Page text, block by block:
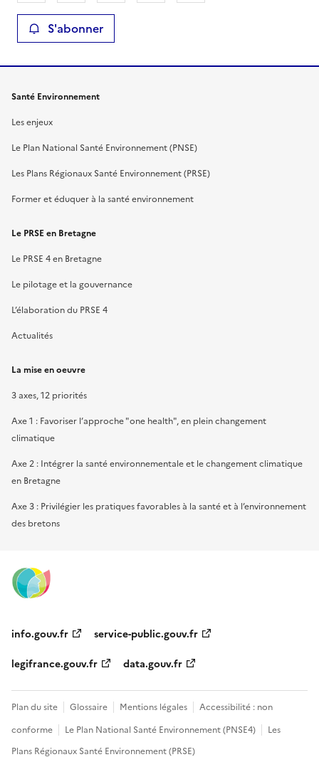
S'abonner
Santé Environnement
Les enjeux
Le Plan National Santé Environnement (PNSE)
Les Plans Régionaux Santé Environnement (PRSE)
Former et éduquer à la santé environnement
Le PRSE en Bretagne
Le PRSE 4 en Bretagne
Le pilotage et la gouvernance
L’élaboration du PRSE 4
Actualités
La mise en oeuvre
3 axes, 12 priorités
Axe 1 : Favoriser l’approche "one health", en plein changement
climatique
Axe 2 : Intégrer la santé environnementale et le changement climatique
en Bretagne
Axe 3 : Privilégier les pratiques favorables à la santé et à l’environnement
des bretons
info.gouv.fr
service-public.gouv.fr
legifrance.gouv.fr
data.gouv.fr
Plan du site Glossaire Mentions légales
Accessibilité : non
conforme
Le Plan National Santé Environnement (PNSE4)
Les
Plans Régionaux Santé Environnement (PRSE)